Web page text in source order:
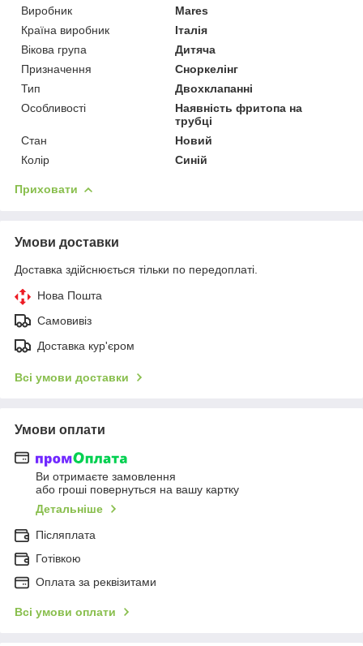
Виробник
Mares
Країна виробник
Італія
Вікова група
Дитяча
Призначення
Сноркелінг
Тип
Двохклапанні
Особливості
Наявність фритопа на
трубці
Стан
Новий
Колір
Синій
Приховати
Умови доставки
Доставка здійснюється тільки по передоплаті.
Нова Пошта
Самовивіз
Доставка кур'єром
Всі умови доставки
Умови оплати
Ви отримаєте замовлення
або гроші повернуться на вашу картку
Детальніше
Післяплата
Готівкою
Оплата за реквізитами
Всі умови оплати